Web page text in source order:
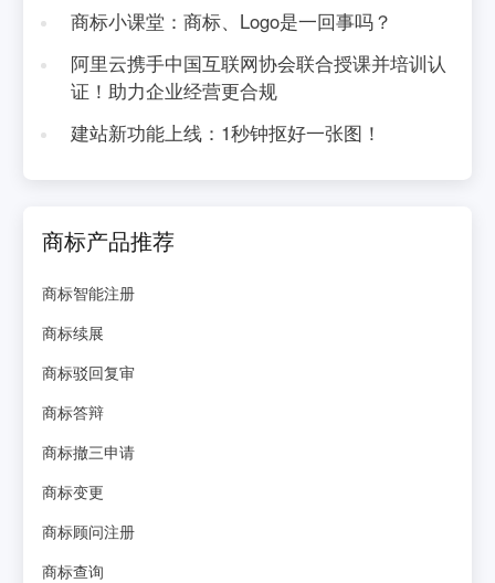
商标小课堂：商标、Logo是一回事吗？
阿里云携手中国互联网协会联合授课并培训认
证！助力企业经营更合规
建站新功能上线：1秒钟抠好一张图！
商标产品推荐
商标智能注册
商标续展
商标驳回复审
商标答辩
商标撤三申请
商标变更
商标顾问注册
商标查询